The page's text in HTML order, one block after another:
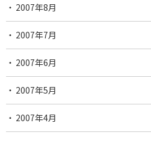
2007年8月
2007年7月
2007年6月
2007年5月
2007年4月